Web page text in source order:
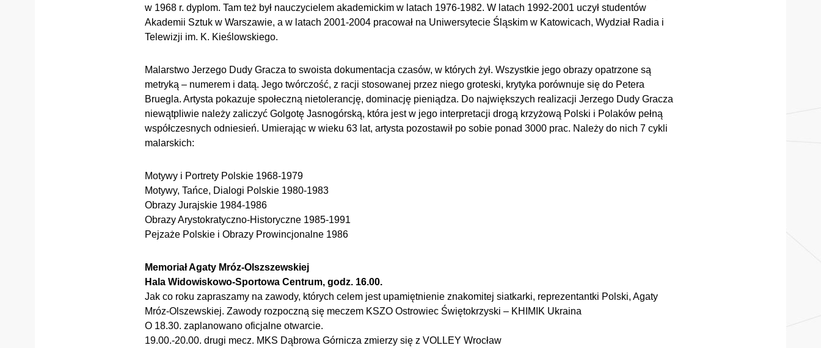
w 1968 r. dyplom. Tam też był nauczycielem akademickim w latach 1976-1982. W latach 1992-2001 uczył studentów
Akademii Sztuk w Warszawie, a w latach 2001-2004 pracował na Uniwersytecie Śląskim w Katowicach, Wydział Radia i
Telewizji im. K. Kieślowskiego.
Malarstwo Jerzego Dudy Gracza to swoista dokumentacja czasów, w których żył. Wszystkie jego obrazy opatrzone są
metryką – numerem i datą. Jego twórczość, z racji stosowanej przez niego groteski, krytyka porównuje się do Petera
Bruegla. Artysta pokazuje społeczną nietolerancję, dominację pieniądza. Do największych realizacji Jerzego Dudy Gracza
niewątpliwie należy zaliczyć Golgotę Jasnogórską, która jest w jego interpretacji drogą krzyżową Polski i Polaków pełną
współczesnych odniesień. Umierając w wieku 63 lat, artysta pozostawił po sobie ponad 3000 prac. Należy do nich 7 cykli
malarskich:
Motywy i Portrety Polskie 1968-1979
Motywy, Tańce, Dialogi Polskie 1980-1983
Obrazy Jurajskie 1984-1986
Obrazy Arystokratyczno-Historyczne 1985-1991
Pejzaże Polskie i Obrazy Prowincjonalne 1986
Memoriał Agaty Mróz-Olszszewskiej
Hala Widowiskowo-Sportowa Centrum, godz. 16.00.
Jak co roku zapraszamy na zawody, których celem jest upamiętnienie znakomitej siatkarki, reprezentantki Polski, Agaty
Mróz-Olszewskiej. Zawody rozpoczną się meczem KSZO Ostrowiec Świętokrzyski – KHIMIK Ukraina
O 18.30. zaplanowano oficjalne otwarcie.
19.00.-20.00. drugi mecz. MKS Dąbrowa Górnicza zmierzy się z VOLLEY Wrocław